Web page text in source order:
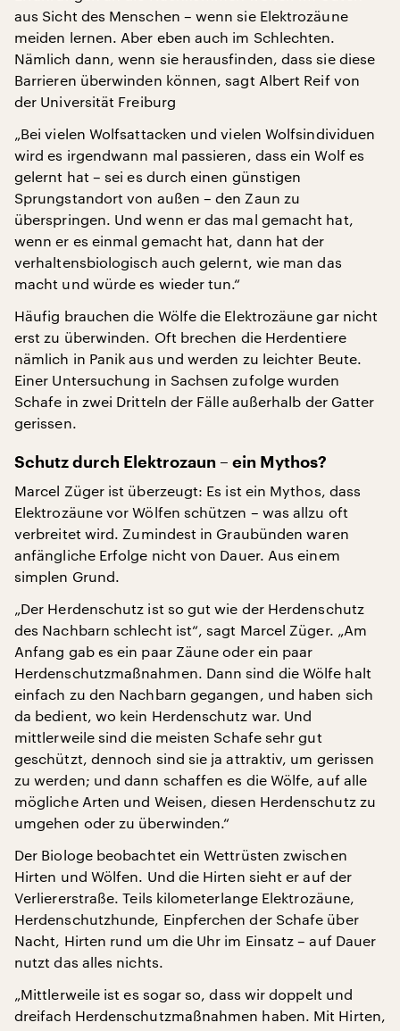
aus Sicht des Menschen – wenn sie Elektrozäune
meiden lernen. Aber eben auch im Schlechten.
Nämlich dann, wenn sie herausfinden, dass sie diese
Barrieren überwinden können, sagt Albert Reif von
der Universität Freiburg
„Bei vielen Wolfsattacken und vielen Wolfsindividuen
wird es irgendwann mal passieren, dass ein Wolf es
gelernt hat – sei es durch einen günstigen
Sprungstandort von außen – den Zaun zu
überspringen. Und wenn er das mal gemacht hat,
wenn er es einmal gemacht hat, dann hat der
verhaltensbiologisch auch gelernt, wie man das
macht und würde es wieder tun.“
Häufig brauchen die Wölfe die Elektrozäune gar nicht
erst zu überwinden. Oft brechen die Herdentiere
nämlich in Panik aus und werden zu leichter Beute.
Einer Untersuchung in Sachsen zufolge wurden
Schafe in zwei Dritteln der Fälle außerhalb der Gatter
gerissen.
Schutz durch Elektrozaun – ein Mythos?
Marcel Züger ist überzeugt: Es ist ein Mythos, dass
Elektrozäune vor Wölfen schützen – was allzu oft
verbreitet wird. Zumindest in Graubünden waren
anfängliche Erfolge nicht von Dauer. Aus einem
simplen Grund.
„Der Herdenschutz ist so gut wie der Herdenschutz
des Nachbarn schlecht ist“, sagt Marcel Züger. „Am
Anfang gab es ein paar Zäune oder ein paar
Herdenschutzmaßnahmen. Dann sind die Wölfe halt
einfach zu den Nachbarn gegangen, und haben sich
da bedient, wo kein Herdenschutz war. Und
mittlerweile sind die meisten Schafe sehr gut
geschützt, dennoch sind sie ja attraktiv, um gerissen
zu werden; und dann schaffen es die Wölfe, auf alle
mögliche Arten und Weisen, diesen Herdenschutz zu
umgehen oder zu überwinden.“
Der Biologe beobachtet ein Wettrüsten zwischen
Hirten und Wölfen. Und die Hirten sieht er auf der
Verliererstraße. Teils kilometerlange Elektrozäune,
Herdenschutzhunde, Einpferchen der Schafe über
Nacht, Hirten rund um die Uhr im Einsatz – auf Dauer
nutzt das alles nichts.
„Mittlerweile ist es sogar so, dass wir doppelt und
dreifach Herdenschutzmaßnahmen haben. Mit Hirten,